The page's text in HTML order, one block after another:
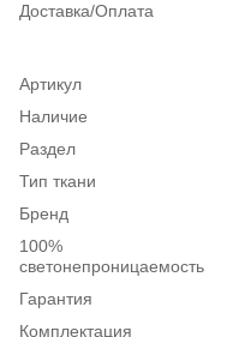
Доставка/Оплата
Артикул
Наличие
Раздел
Тип ткани
Бренд
100%
светонепроницаемость
Гарантия
Комплектация